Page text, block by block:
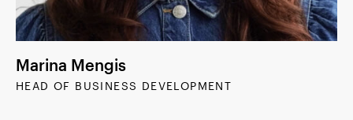
Marina Mengis
HEAD OF BUSINESS DEVELOPMENT